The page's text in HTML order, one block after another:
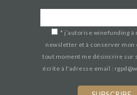
* j’autorise winefunding à
newsletter et à conserver mon
tout moment me désincrire sur
écrite à l'adresse email :